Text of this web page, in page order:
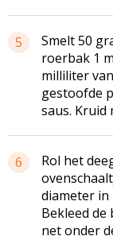
5
Smelt 50
roerbak 1
milliliter
gestoofde
saus. Kruid
6
Rol het
diameter in
Bekleed
net onder